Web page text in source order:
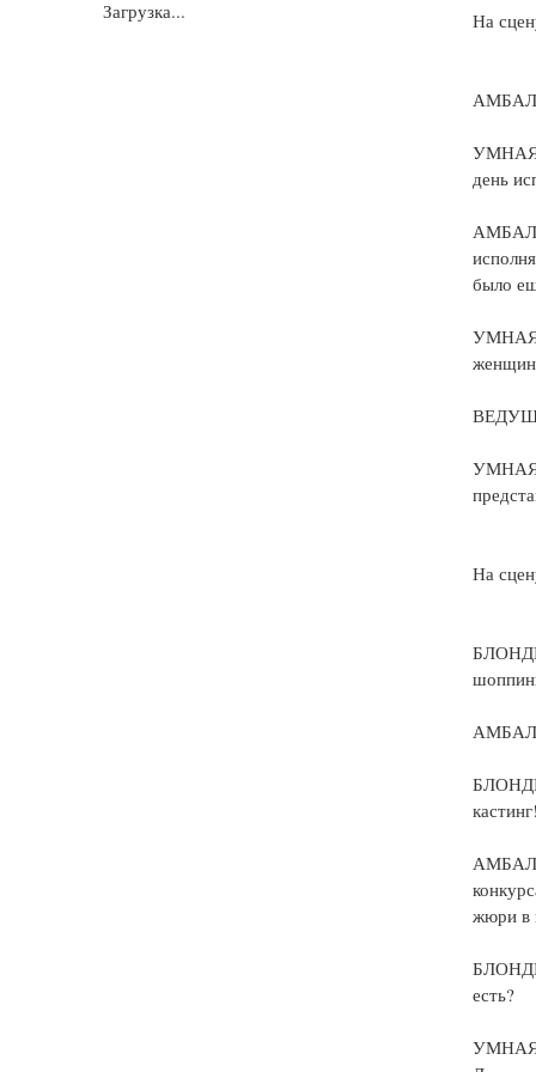
На
УМНАЯ.
день
было
УМНАЯ.
УМНАЯ.
На
жюри в
есть?
УМНАЯ.
Загрузка...